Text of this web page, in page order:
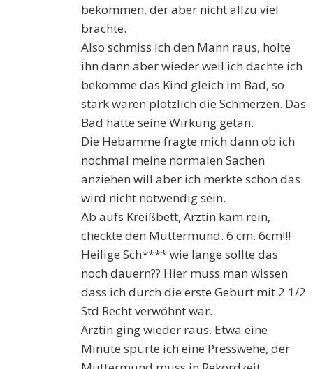
bekommen, der aber nicht allzu viel
brachte.
Also schmiss ich den Mann raus, holte
ihn dann aber wieder weil ich dachte ich
bekomme das Kind gleich im Bad, so
stark waren plötzlich die Schmerzen. Das
Bad hatte seine Wirkung getan.
Die Hebamme fragte mich dann ob ich
nochmal meine normalen Sachen
anziehen will aber ich merkte schon das
wird nicht notwendig sein.
Ab aufs Kreißbett, Ärztin kam rein,
checkte den Muttermund. 6 cm. 6cm!!!
Heilige Sch**** wie lange sollte das
noch dauern?? Hier muss man wissen
dass ich durch die erste Geburt mit 2 1/2
Std Recht verwöhnt war.
Ärztin ging wieder raus. Etwa eine
Minute spürte ich eine Presswehe, der